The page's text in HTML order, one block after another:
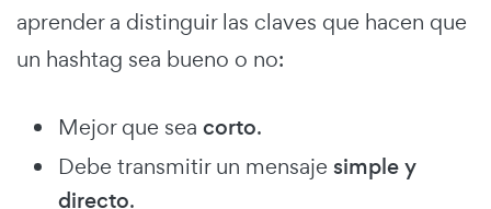
aprender a distinguir las claves que hacen que
un hashtag sea bueno o no:
Mejor que sea corto.
Debe transmitir un mensaje simple y
directo.